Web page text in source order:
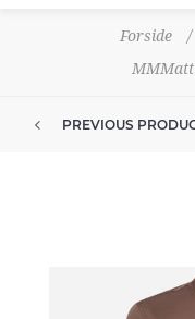
Forside /
PREVIOUS